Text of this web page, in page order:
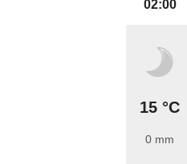
02:00
15 °C
0 mm